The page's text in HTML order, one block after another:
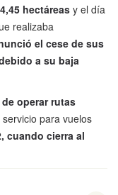
hectáreas y el día
realizaba
el cese de sus
a su baja
operar rutas
para vuelos
cuando cierra al